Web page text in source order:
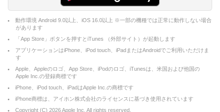
動作環境 Android 9.0以上、iOS 16.0以上 ※一部の機種では正常に動作しない場合
があります
「App Store」ボタンを押すとiTunes （外部サイト）が起動します
アプリケーションはiPhone、iPod touch、iPadまたはAndroidでご利用いただけま
す
Apple、Appleのロゴ、App Store、iPodのロゴ、iTunesは、米国および他国の
Apple Inc.の登録商標です
iPhone、iPod touch、iPadはApple Inc.の商標です
iPhone商標は、アイホン株式会社のライセンスに基づき使用されています
Copyright (C) 2026Apple Inc. All rights reserved.